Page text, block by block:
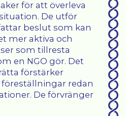
för att överleva
De utför
beslut som kan
mer aktiva och
som tillresta
en NGO gör. Det
förstärker
redan
De förvränger